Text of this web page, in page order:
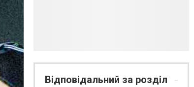
Відповідальний за розділ